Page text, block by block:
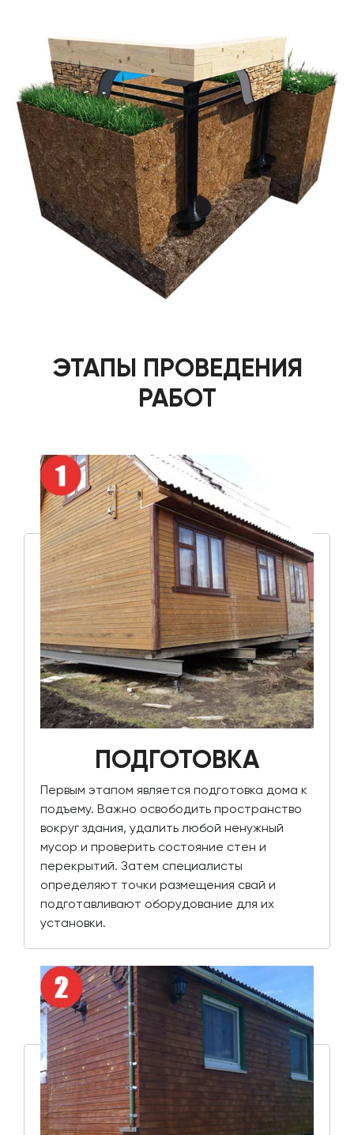
ЭТАПЫ ПРОВЕДЕНИЯ
РАБОТ
ПОДГОТОВКА
Первым этапом является подготовка дома к
подъему. Важно освободить пространство
вокруг здания, удалить любой ненужный
мусор и проверить состояние стен и
перекрытий. Затем специалисты
определяют точки размещения свай и
подготавливают оборудование для их
установки.